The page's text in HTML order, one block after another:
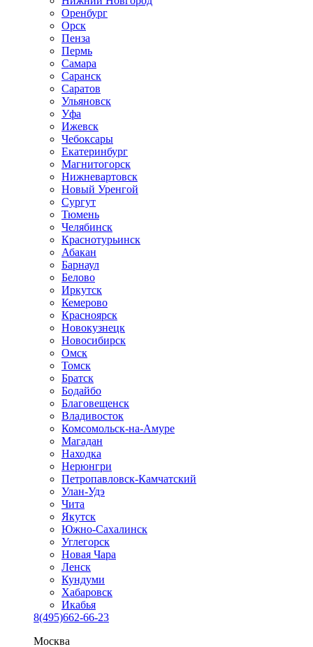
Оренбург
Орск
Пенза
Пермь
Самара
Саранск
Саратов
Ульяновск
Уфа
Ижевск
Чебоксары
Екатеринбург
Магнитогорск
Нижневартовск
Новый Уренгой
Сургут
Тюмень
Челябинск
Краснотурьинск
Абакан
Барнаул
Белово
Иркутск
Кемерово
Красноярск
Новокузнецк
Новосибирск
Омск
Томск
Братск
Бодайбо
Благовещенск
Владивосток
Комсомольск-на-Амуре
Магадан
Находка
Нерюнгри
Петропавловск-Камчатский
Улан-Удэ
Чита
Якутск
Южно-Сахалинск
Углегорск
Новая Чара
Ленск
Кундуми
Хабаровск
Икабья
8(495)662-66-23
Москва